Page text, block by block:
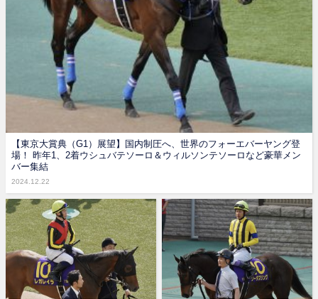
【東京大賞典（G1）展望】国内制圧へ、世界のフォーエバーヤング登
場！ 昨年1、2着ウシュバテソーロ＆ウィルソンテソーロなど豪華メン
バー集結
2024.12.22